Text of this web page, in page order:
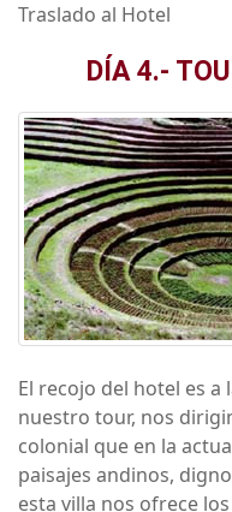
Traslado al Hotel
DÍA 4.-
El recojo del hotel es a
nuestro tour, nos
colonial que en la
paisajes andinos,
esta villa nos ofrece